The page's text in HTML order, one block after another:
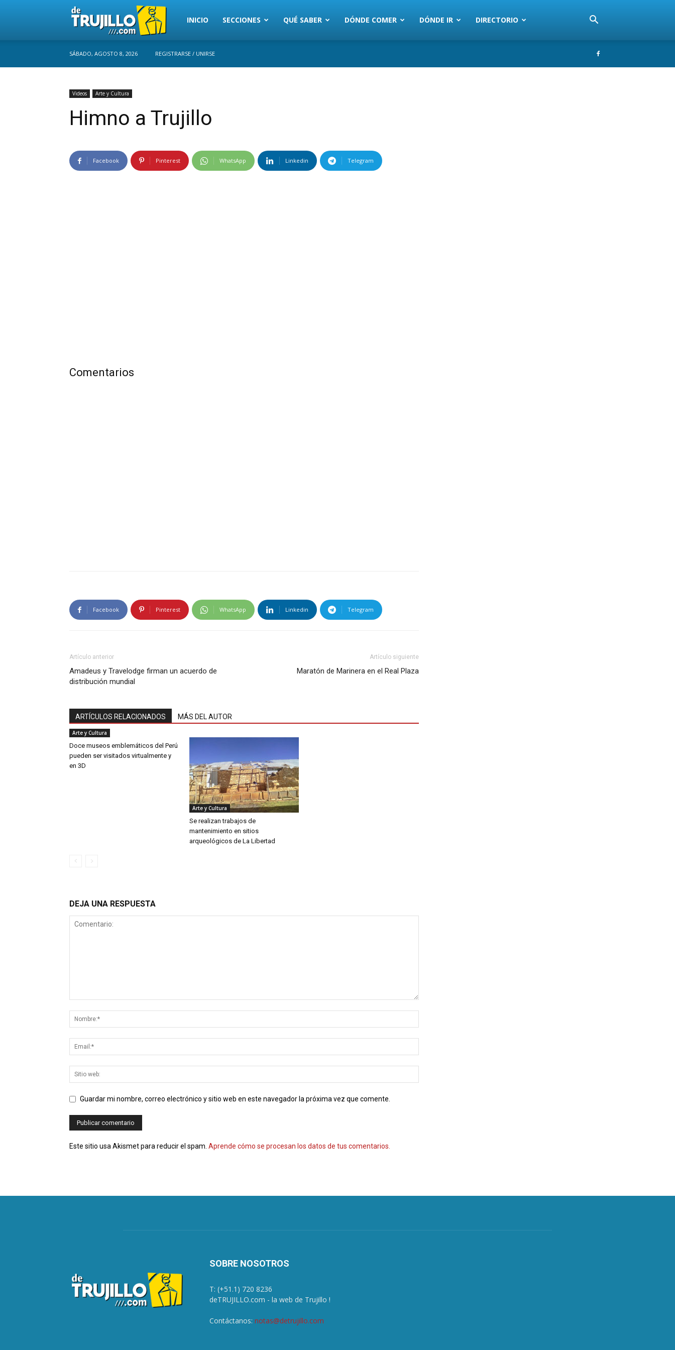
Trujillo
INICIO SECCIONES QUÉ SABER DÓNDE COMER DÓNDE IR DIRECTORIO
SÁBADO, AGOSTO 8, 2026 REGISTRARSE / UNIRSE
Videos Arte y Cultura
Himno a Trujillo
Facebook Pinterest WhatsApp Linkedin Telegram
Comentarios
Facebook Pinterest WhatsApp Linkedin Telegram
Artículo anterior
Amadeus y Travelodge firman un acuerdo de
distribución mundial
Artículo siguiente
Maratón de Marinera en el Real Plaza
ARTÍCULOS RELACIONADOS MÁS DEL AUTOR
Arte y Cultura
Doce museos emblemáticos del Perú
pueden ser visitados virtualmente y
en 3D
Arte y Cultura
Se realizan trabajos de
mantenimiento en sitios
arqueológicos de La Libertad
DEJA UNA RESPUESTA
Guardar mi nombre, correo electrónico y sitio web en este navegador la próxima vez que comente.
Este sitio usa Akismet para reducir el spam. Aprende cómo se procesan los datos de tus comentarios.
SOBRE NOSOTROS
T: (+51.1) 720 8236
deTRUJILLO.com - la web de Trujillo !
Contáctanos: notas@detrujillo.com